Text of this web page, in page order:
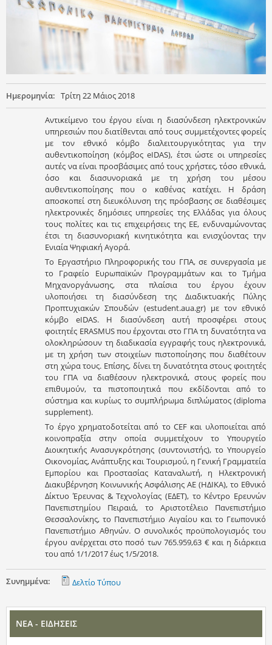
Ημερομηνία: Τρίτη 22 Μάιος 2018
Αντικείμενο του έργου είναι η διασύνδεση ηλεκτρονικών
υπηρεσιών που διατίθενται από τους συμμετέχοντες φορείς
με τον εθνικό κόμβο διαλειτουργικότητας για την
αυθεντικοποίηση (κόμβος eIDAS), έτσι ώστε οι υπηρεσίες
αυτές να είναι προσβάσιμες από τους χρήστες, τόσο εθνικά,
όσο και διασυνοριακά με τη χρήση του μέσου
αυθεντικοποίησης που ο καθένας κατέχει. Η δράση
αποσκοπεί στη διευκόλυνση της πρόσβασης σε διαθέσιμες
ηλεκτρονικές δημόσιες υπηρεσίες της Ελλάδας για όλους
τους πολίτες και τις επιχειρήσεις της ΕΕ, ενδυναμώνοντας
έτσι τη διασυνοριακή κινητικότητα και ενισχύοντας την
Ενιαία Ψηφιακή Αγορά.
Το Εργαστήριο Πληροφορικής του ΓΠΑ, σε συνεργασία με
το Γραφείο Ευρωπαϊκών Προγραμμάτων και το Τμήμα
Μηχανοργάνωσης, στα πλαίσια του έργου έχουν
υλοποιήσει τη διασύνδεση της Διαδικτυακής Πύλης
Προπτυχιακών Σπουδών (estudent.aua.gr) με τον εθνικό
κόμβο eIDAS. Η διασύνδεση αυτή προσφέρει στους
φοιτητές ERASMUS που έρχονται στο ΓΠΑ τη δυνατότητα να
ολοκληρώσουν τη διαδικασία εγγραφής τους ηλεκτρονικά,
με τη χρήση των στοιχείων πιστοποίησης που διαθέτουν
στη χώρα τους. Επίσης, δίνει τη δυνατότητα στους φοιτητές
του ΓΠΑ να διαθέσουν ηλεκτρονικά, στους φορείς που
επιθυμούν, τα πιστοποιητικά που εκδίδονται από το
σύστημα και κυρίως το συμπλήρωμα διπλώματος (diploma
supplement).
Το έργο χρηματοδοτείται από το CEF και υλοποιείται από
κοινοπραξία στην οποία συμμετέχουν το Υπουργείο
Διοικητικής Ανασυγκρότησης (συντονιστής), το Υπουργείο
Οικονομίας, Ανάπτυξης και Τουρισμού, η Γενική Γραμματεία
Εμπορίου και Προστασίας Καταναλωτή, η Ηλεκτρονική
Διακυβέρνηση Κοινωνικής Ασφάλισης ΑΕ (ΗΔΙΚΑ), το Εθνικό
Δίκτυο Έρευνας & Τεχνολογίας (ΕΔΕΤ), το Κέντρο Ερευνών
Πανεπιστημίου Πειραιά, το Αριστοτέλειο Πανεπιστήμιο
Θεσσαλονίκης, το Πανεπιστήμιο Αιγαίου και το Γεωπονικό
Πανεπιστήμιο Αθηνών. Ο συνολικός προϋπολογισμός του
έργου ανέρχεται στο ποσό των 765.959,63 € και η διάρκεια
του από 1/1/2017 έως 1/5/2018.
Συνημμένα: Δελτίο Τύπου
ΝΕΑ - ΕΙΔΗΣΕΙΣ